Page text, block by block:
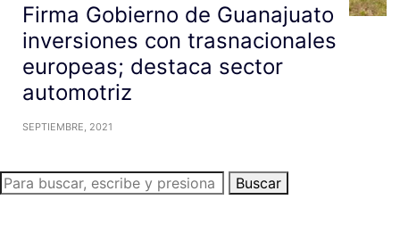
Firma Gobierno de Guanajuato
inversiones con trasnacionales
europeas; destaca sector
automotriz
SEPTIEMBRE, 2021
Buscar